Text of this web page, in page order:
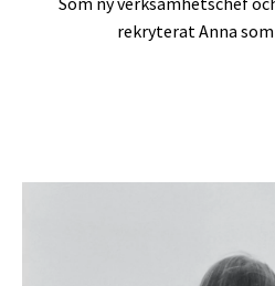
rekryterat Anna